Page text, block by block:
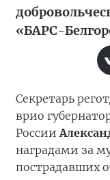
«БАРС-
Секретарь
врио
России
наградами за
пострадавших